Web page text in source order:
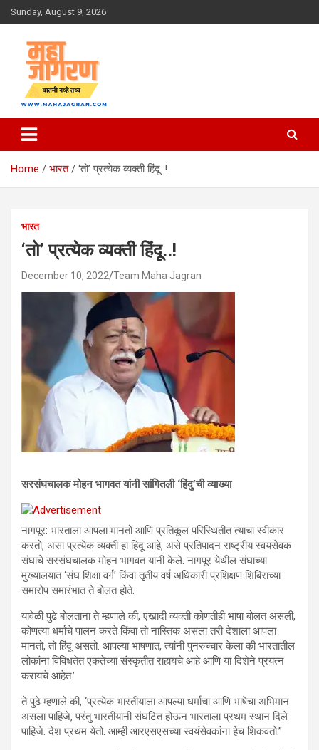
Skip
to
Sunday, August 9, 2026
महा जागरण
Home भारत ‘तो’ प्रत्येक व्यक्ती हिंदू..!
भारत
‘तो’ प्रत्येक व्यक्ती हिंदू..!
December 10, 2022 Team Maha Jagran
सरसंघचालक मोहन भागवत यांनी सांगितली ‘हिंदु’ची व्याख्या
नागपूर: भारताला आपला मानतो आणि प्रतिकूल परिस्थितीत त्याचा स्वीकार
करतो, असा प्रत्येक व्यक्ती हा हिंदू आहे, असे प्रतिपादन राष्ट्रीय स्वयंसेवक
संघाचे सरसंघचालक मोहन भागवत यांनी केले. नागपूर येथील संघाच्या
मुख्यालयात ‘संघ शिक्षा वर्ग’ किंवा तृतीय वर्ष अधिकारी प्रशिक्षण शिबिराच्या
समारोप समारंभात ते बोलत होते.
यावेळी पुढे बोलताना ते म्हणाले की, एखादी व्यक्ती कोणतीही भाषा बोलत असली,
कोणत्या धर्माचे पालन करते किंवा तो नास्तिक असला तरी देशाला आपला
मानतो, तो हिंदू असतो. आपल्या भाषणात, त्यांनी पुनरुच्चार केला की भारतातील
लोकांना विविधतेत एकतेच्या संस्कृतीत राहायचे आहे आणि या दिशेने प्रयत्न
करायचे आहेत.’
ते पुढे म्हणाले की, ‘प्रत्येक भारतीयाला आपल्या धर्माचा आणि भाषेचा अभिमान
असला पाहिजे, परंतु भारतीयांनी संघटित होऊन भारताला प्रथम स्थान दिले
पाहिजे. देश प्रथम येतो. आम्ही आरएसएसच्या स्वयंसेवकांना हेच शिकवतो.”